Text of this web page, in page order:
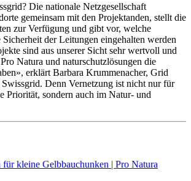
Die nationale Netzgesellschaft
gemeinsam mit den Projektanden, stellt die
zur Verfügung und gibt vor, welche
der Leitungen eingehalten werden
sind aus unserer Sicht sehr wertvoll und
Natura und naturschutzlösungen die
erklärt Barbara Krummenacher, Grid
Denn Vernetzung ist nicht nur für
Priorität, sondern auch im Natur- und
für kleine Gelbbauchunken | Pro Natura